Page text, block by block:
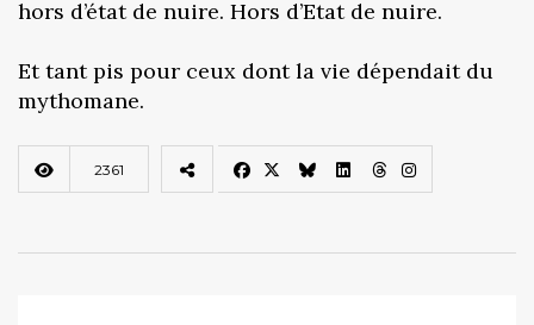
hors d’état de nuire. Hors d’Etat de nuire.
Et tant pis pour ceux dont la vie dépendait du
mythomane.
2361